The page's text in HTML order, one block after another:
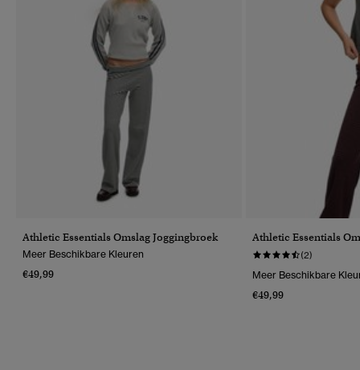
Athletic Essentials Omslag Joggingbroek
Meer Beschikbare Kleuren
€49,99
Athletic Essentials
(2)
Meer Beschikbare
€49,99